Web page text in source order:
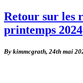
Retour sur les
printemps 2024
By kimmcgrath, 24th mai